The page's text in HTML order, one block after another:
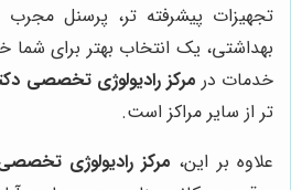
تجهیزات پیشرفته تر، پرسنل
بهداشتی، یک انتخاب بهتر برای
خدمات در مرکز رادیولوژی تخصصی
تر از سایر مراکز است.
علاوه بر این، مرکز رادیولوژی